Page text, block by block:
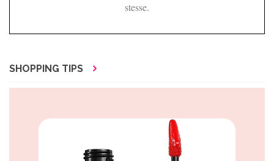
stesse.
SHOPPING TIPS